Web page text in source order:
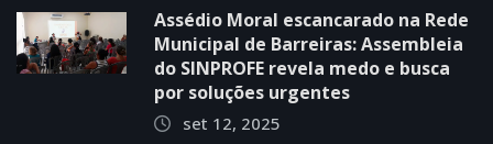
Assédio Moral escancarado na Rede
Municipal de Barreiras: Assembleia
do SINPROFE revela medo e busca
por soluções urgentes
set 12, 2025